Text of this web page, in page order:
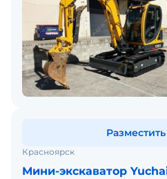
Красноярск
Мини-экскаватор